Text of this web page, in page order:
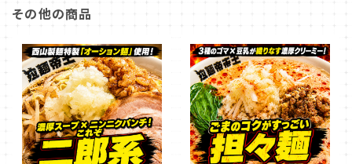
その他の商品